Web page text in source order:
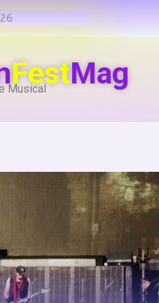
FestMag
Musical